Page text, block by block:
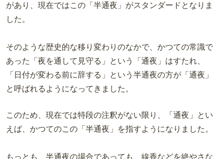
があり、現在ではこの「半通夜」がスタンダードとなりま
した。
そのような歴史的な移り変わりのなかで、かつての常識で
あった「夜を通して見守る」という「通夜」はすたれ、
「日付が変わる前に辞する」という半通夜の方が「通夜」
と呼ばれるようになってきました。
このため、現在では特段の注釈がない限り、「通夜」とい
えば、かつてのこの「半通夜」を指すようになりました。
もっとも、半通夜の場合であっても、線香などを絶やさな